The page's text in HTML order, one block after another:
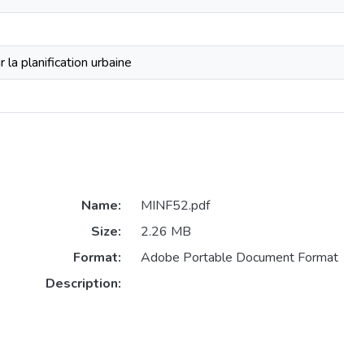
la planification urbaine
Name:
MINF52.pdf
Size:
2.26 MB
Format:
Adobe Portable Document Format
Description: